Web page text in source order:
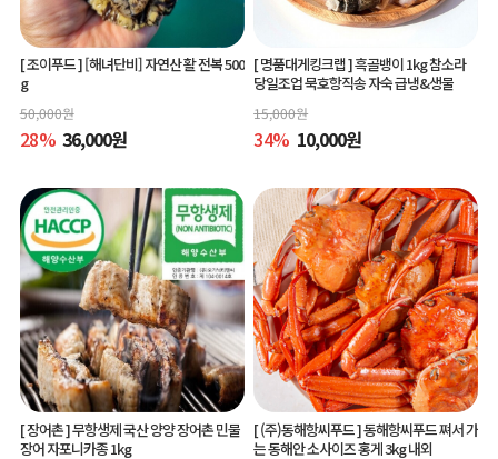
[ 조이푸드 ][해녀단비] 자연산 활 전복 500
g
50,000원
28% 36,000원
[ 명품대게킹크랩 ]흑골뱅이 1kg 참소라
당일조업 묵호항직송 자숙 급냉&생물
15,000원
34% 10,000원
[ 장어촌 ]무항생제 국산 양양 장어촌 민물
장어 자포니카종 1kg
[ (주)동해항씨푸드 ]동해항씨푸드 쪄서 가
는 동해안 소사이즈 홍게 3kg 내외